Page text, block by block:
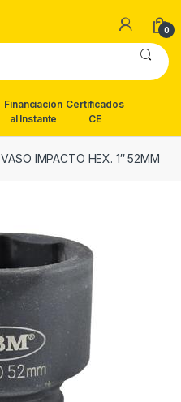
0
Financiación
al Instante
Certificados
CE
VASO IMPACTO HEX. 1″ 52MM